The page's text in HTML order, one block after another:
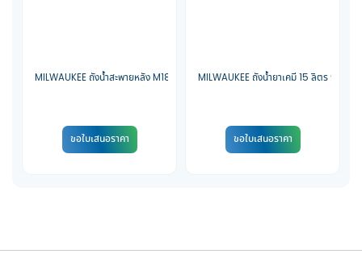
MILWAUKEE ถังน้ำสะพายหลัง M18™ SWITCH TANK™ ขนาด 15L (เครื่องเปล่า)
ขอใบเสนอราคา
MILWAUKEE ถังน้ำยาเคมี 15 ลิตร พร้อ
ขอใบเสนอราคา